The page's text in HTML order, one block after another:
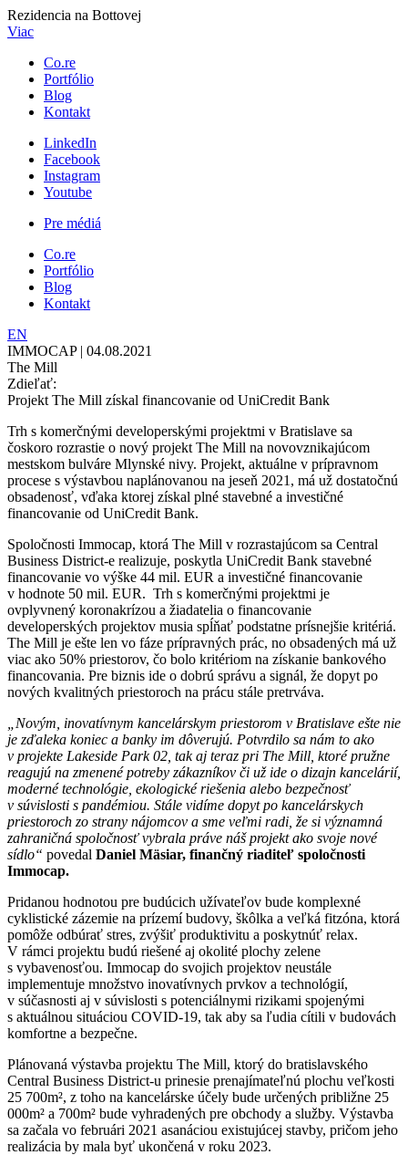
Rezidencia na Bottovej
Viac
Co.re
Portfólio
Blog
Kontakt
LinkedIn
Facebook
Instagram
Youtube
Pre médiá
Co.re
Portfólio
Blog
Kontakt
EN
IMMOCAP | 04.08.2021
The Mill
Zdieľať:
Projekt The Mill získal financovanie od UniCredit Bank
Trh s komerčnými developerskými projektmi v Bratislave sa
čoskoro rozrastie o nový projekt The Mill na novovznikajúcom
mestskom bulváre Mlynské nivy. Projekt, aktuálne v prípravnom
procese s výstavbou naplánovanou na jeseň 2021, má už dostatočnú
obsadenosť, vďaka ktorej získal plné stavebné a investičné
financovanie od UniCredit Bank.
Spoločnosti Immocap, ktorá The Mill v rozrastajúcom sa Central
Business District-e realizuje, poskytla UniCredit Bank stavebné
financovanie vo výške 44 mil. EUR a investičné financovanie
v hodnote 50 mil. EUR. Trh s komerčnými projektmi je
ovplyvnený koronakrízou a žiadatelia o financovanie
developerských projektov musia spĺňať podstatne prísnejšie kritériá.
The Mill je ešte len vo fáze prípravných prác, no obsadených má už
viac ako 50% priestorov, čo bolo kritériom na získanie bankového
financovania. Pre biznis ide o dobrú správu a signál, že dopyt po
nových kvalitných priestoroch na prácu stále pretrváva.
„Novým, inovatívnym kancelárskym priestorom v Bratislave ešte nie
je zďaleka koniec a banky im dôverujú. Potvrdilo sa nám to ako
v projekte Lakeside Park 02, tak aj teraz pri The Mill, ktoré pružne
reagujú na zmenené potreby zákazníkov či už ide o dizajn kancelárií,
moderné technológie, ekologické riešenia alebo bezpečnosť
v súvislosti s pandémiou. Stále vidíme dopyt po kancelárskych
priestoroch zo strany nájomcov a sme veľmi radi, že si významná
zahraničná spoločnosť vybrala práve náš projekt ako svoje nové
sídlo“ povedal Daniel Mäsiar, finančný riaditeľ spoločnosti
Immocap.
Pridanou hodnotou pre budúcich užívateľov bude komplexné
cyklistické zázemie na prízemí budovy, škôlka a veľká fitzóna, ktorá
pomôže odbúrať stres, zvýšiť produktivitu a poskytnúť relax.
V rámci projektu budú riešené aj okolité plochy zelene
s vybavenosťou. Immocap do svojich projektov neustále
implementuje množstvo inovatívnych prvkov a technológií,
v súčasnosti aj v súvislosti s potenciálnymi rizikami spojenými
s aktuálnou situáciou COVID-19, tak aby sa ľudia cítili v budovách
komfortne a bezpečne.
Plánovaná výstavba projektu The Mill, ktorý do bratislavského
Central Business District-u prinesie prenajímateľnú plochu veľkosti
25 700m², z toho na kancelárske účely bude určených približne 25
000m² a 700m² bude vyhradených pre obchody a služby. Výstavba
sa začala vo februári 2021 asanáciou existujúcej stavby, pričom jeho
realizácia by mala byť ukončená v roku 2023.